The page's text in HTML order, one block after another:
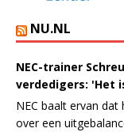
NU.NL
NEC-trainer
verdedigers: 'Het
NEC baalt ervan
over een